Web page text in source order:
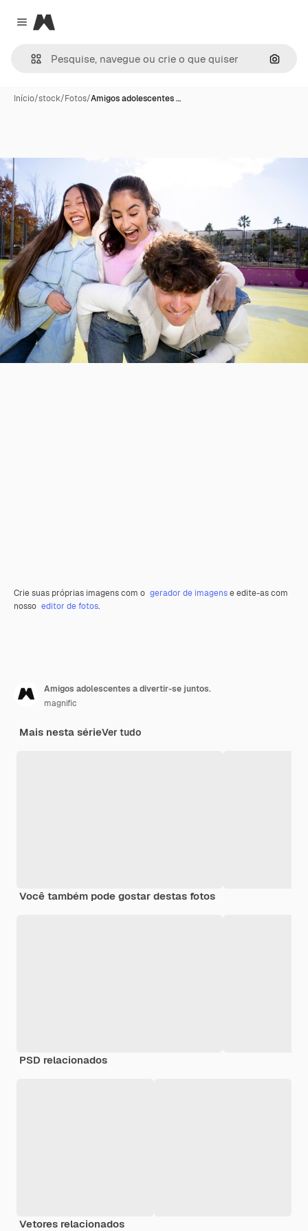
Close menu
Magnific
Início/stock/Fotos/Amigos adolescentes …
Crie suas próprias imagens com o gerador de imagense edite-as com
nosso editor de fotos.
Amigos adolescentes a divertir-se juntos.
magnific
Mais nesta sérieVer tudo
Você também pode gostar destas fotos
PSD relacionados
Vetores relacionados